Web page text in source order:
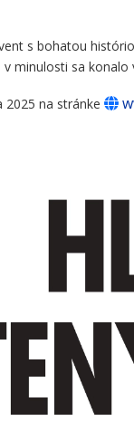
s bohatou
minulosti sa
2025 na stránke